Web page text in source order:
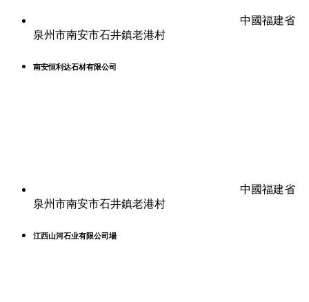
中國福建省
泉州市南安市石井鎮老港村
南安恒利达石材有限公司
中國福建省
泉州市南安市石井鎮老港村
江西山河石业有限公司場